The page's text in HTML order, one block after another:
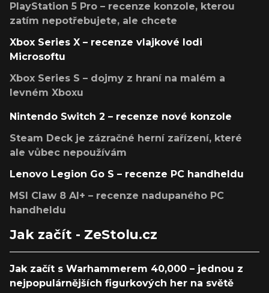
PlayStation 5 Pro – recenze konzole, kterou
zatím nepotřebujete, ale chcete
Xbox Series X – recenze vlajkové lodi
Microsoftu
Xbox Series S – dojmy z hraní na malém a
levném Xboxu
Nintendo Switch 2 – recenze nové konzole
Steam Deck je zázračné herní zařízení, které
ale vůbec nepoužívám
Lenovo Legion Go S – recenze PC handheldu
MSI Claw 8 AI+ – recenze nadupaného PC
handheldu
Jak začít - ZeStolu.cz
Jak začít s Warhammerem 40,000 – jednou z
nejpopulárnějších figurkových her na světě